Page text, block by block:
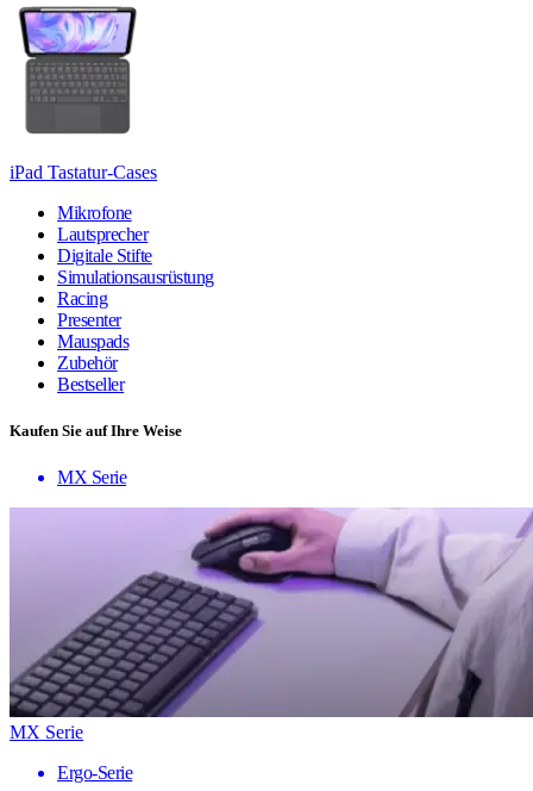
iPad Tastatur-Cases
Mikrofone
Lautsprecher
Digitale Stifte
Simulationsausrüstung
Racing
Presenter
Mauspads
Zubehör
Bestseller
Kaufen Sie auf Ihre Weise
MX Serie
MX Serie
Ergo-Serie